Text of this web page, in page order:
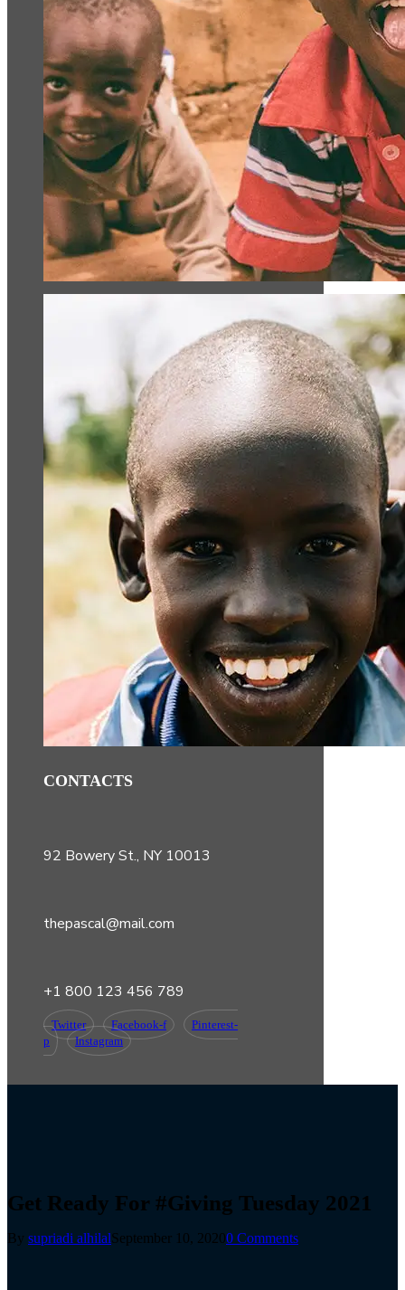
CONTACTS
92 Bowery St., NY 10013
thepascal@mail.com
+1 800 123 456 789
Twitter Facebook-f
Pinterest-
p
Instagram
Get Ready For #Giving Tuesday 2021
By supriadi alhilalSeptember 10, 20200 Comments